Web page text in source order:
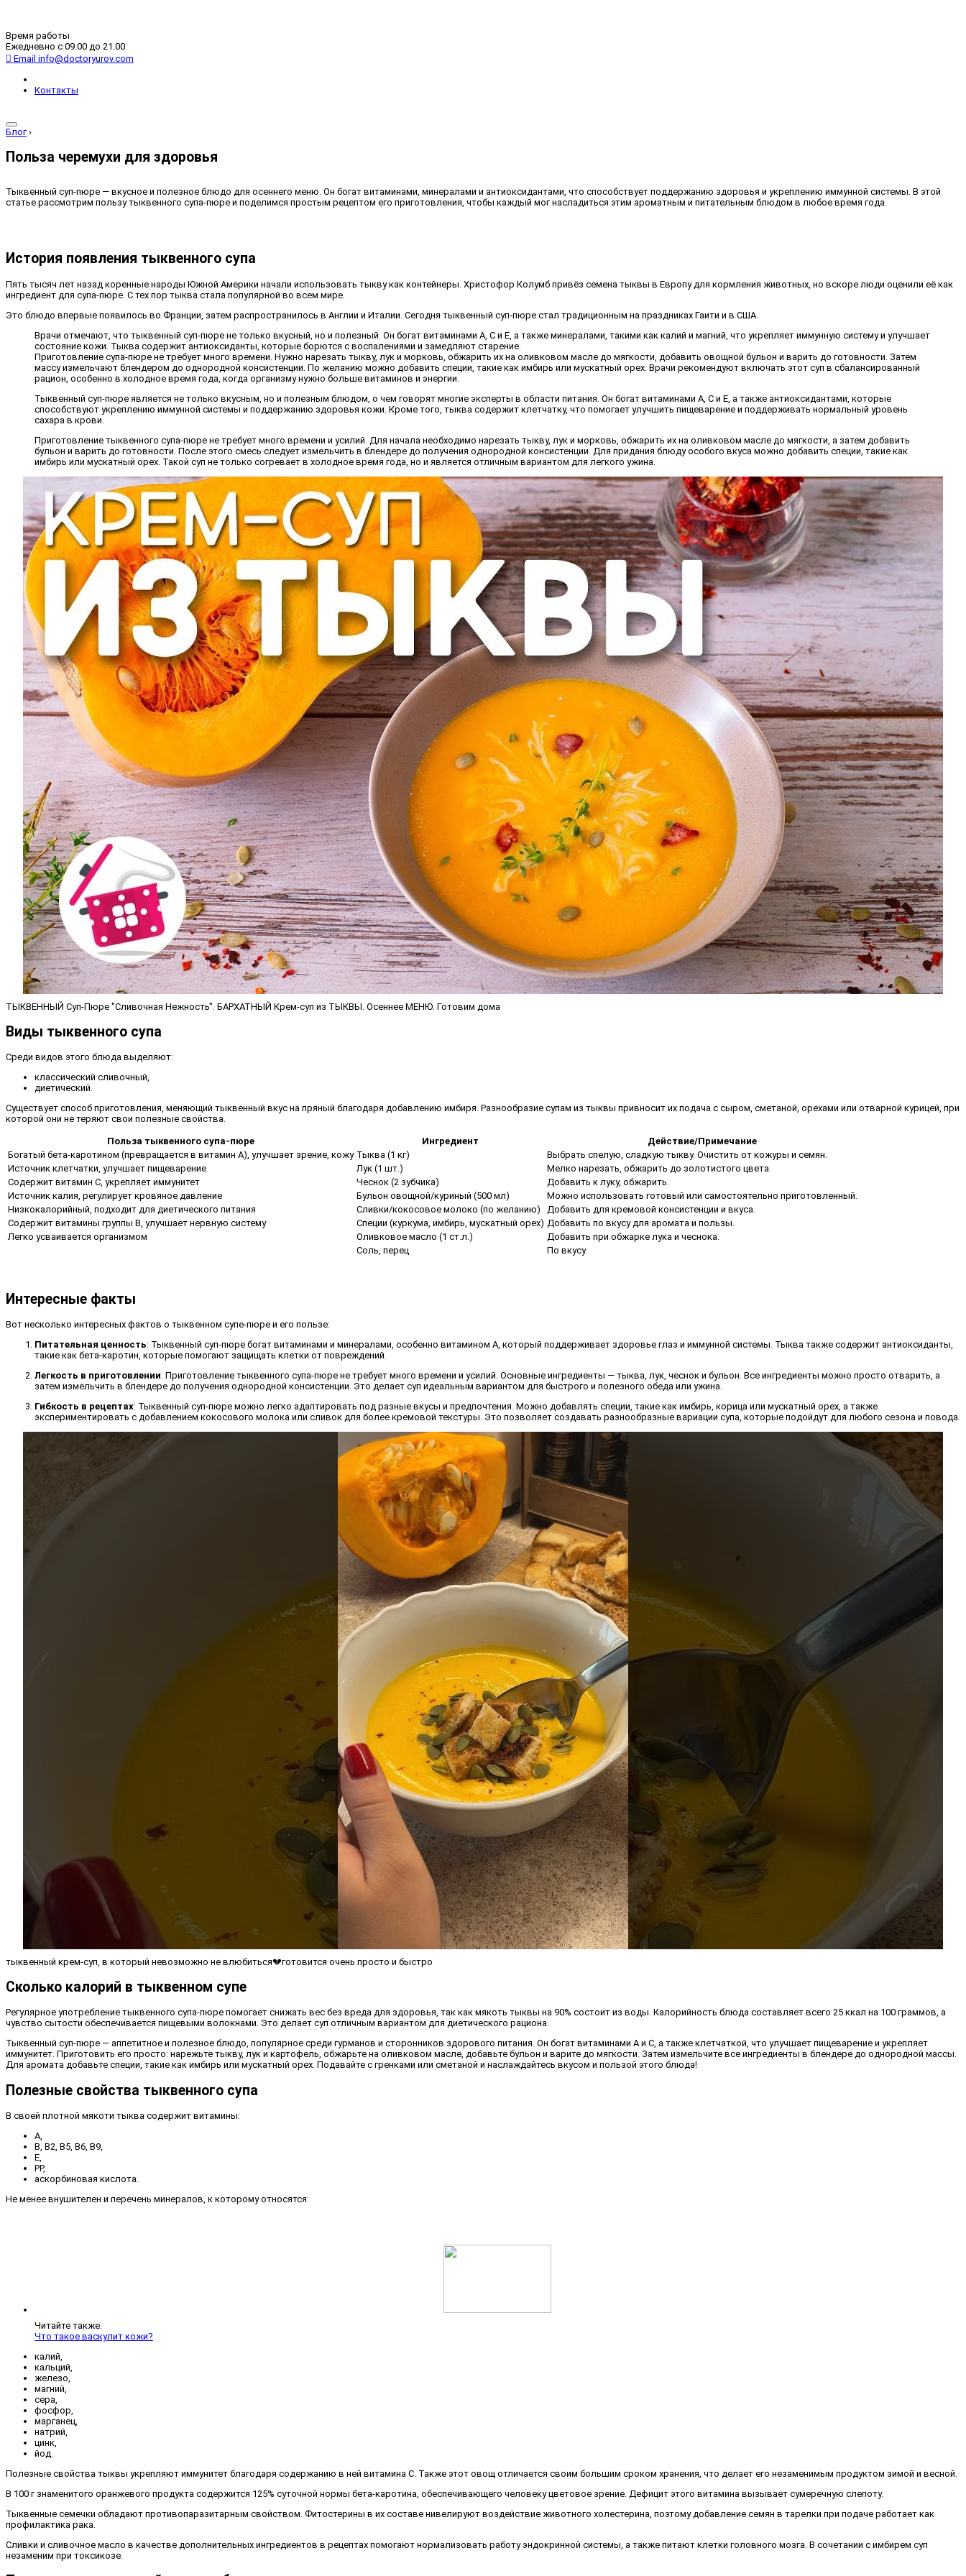
Время работы
Ежедневно с 09.00 до 21.00
Email info@doctoryurov.com
Контакты
Блог ›
Польза черемухи для здоровья
Тыквенный суп-пюре — вкусное и полезное блюдо для осеннего меню. Он богат витаминами, минералами и антиоксидантами, что способствует поддержанию здоровья и укреплению иммунной системы. В этой
статье рассмотрим пользу тыквенного супа-пюре и поделимся простым рецептом его приготовления, чтобы каждый мог насладиться этим ароматным и питательным блюдом в любое время года.
История появления тыквенного супа
Пять тысяч лет назад коренные народы Южной Америки начали использовать тыкву как контейнеры. Христофор Колумб привёз семена тыквы в Европу для кормления животных, но вскоре люди оценили её как
ингредиент для супа-пюре. С тех пор тыква стала популярной во всем мире.
Это блюдо впервые появилось во Франции, затем распространилось в Англии и Италии. Сегодня тыквенный суп-пюре стал традиционным на праздниках Гаити и в США.
Врачи отмечают, что тыквенный суп-пюре не только вкусный, но и полезный. Он богат витаминами A, C и E, а также минералами, такими как калий и магний, что укрепляет иммунную систему и улучшает
состояние кожи. Тыква содержит антиоксиданты, которые борются с воспалениями и замедляют старение.
Приготовление супа-пюре не требует много времени. Нужно нарезать тыкву, лук и морковь, обжарить их на оливковом масле до мягкости, добавить овощной бульон и варить до готовности. Затем
массу измельчают блендером до однородной консистенции. По желанию можно добавить специи, такие как имбирь или мускатный орех. Врачи рекомендуют включать этот суп в сбалансированный
рацион, особенно в холодное время года, когда организму нужно больше витаминов и энергии.
Тыквенный суп-пюре является не только вкусным, но и полезным блюдом, о чем говорят многие эксперты в области питания. Он богат витаминами A, C и E, а также антиоксидантами, которые
способствуют укреплению иммунной системы и поддержанию здоровья кожи. Кроме того, тыква содержит клетчатку, что помогает улучшить пищеварение и поддерживать нормальный уровень
сахара в крови.
Приготовление тыквенного супа-пюре не требует много времени и усилий. Для начала необходимо нарезать тыкву, лук и морковь, обжарить их на оливковом масле до мягкости, а затем добавить
бульон и варить до готовности. После этого смесь следует измельчить в блендере до получения однородной консистенции. Для придания блюду особого вкуса можно добавить специи, такие как
имбирь или мускатный орех. Такой суп не только согревает в холодное время года, но и является отличным вариантом для легкого ужина.
ТЫКВЕННЫЙ Суп-Пюре "Сливочная Нежность". БАРХАТНЫЙ Крем-суп из ТЫКВЫ. Осеннее МЕНЮ. Готовим дома
Виды тыквенного супа
Среди видов этого блюда выделяют:
классический сливочный,
диетический.
Существует способ приготовления, меняющий тыквенный вкус на пряный благодаря добавлению имбиря. Разнообразие супам из тыквы привносит их подача с сыром, сметаной, орехами или отварной курицей, при
которой они не теряют свои полезные свойства.
Польза тыквенного супа-пюре Ингредиент
Действие/Примечание
Богатый бета-каротином (превращается в витамин А), улучшает зрение, кожу Тыква (1 кг)
Выбрать спелую, сладкую тыкву. Очистить от кожуры и семян.
Источник клетчатки, улучшает пищеварение
Лук (1 шт.)
Мелко нарезать, обжарить до золотистого цвета.
Содержит витамин С, укрепляет иммунитет
Чеснок (2 зубчика)
Добавить к луку, обжарить.
Источник калия, регулирует кровяное давление
Бульон овощной/куриный (500 мл)
Можно использовать готовый или самостоятельно приготовленный.
Низкокалорийный, подходит для диетического питания
Сливки/кокосовое молоко (по желанию)
Добавить для кремовой консистенции и вкуса.
Содержит витамины группы В, улучшает нервную систему
Специи (куркума, имбирь, мускатный орех) Добавить по вкусу для аромата и пользы.
Легко усваивается организмом
Оливковое масло (1 ст.л.)
Добавить при обжарке лука и чеснока.
Соль, перец
По вкусу.
Интересные факты
Вот несколько интересных фактов о тыквенном супе-пюре и его пользе:
Питательная ценность: Тыквенный суп-пюре богат витаминами и минералами, особенно витамином А, который поддерживает здоровье глаз и иммунной системы. Тыква также содержит антиоксиданты,
такие как бета-каротин, которые помогают защищать клетки от повреждений.
Легкость в приготовлении: Приготовление тыквенного супа-пюре не требует много времени и усилий. Основные ингредиенты — тыква, лук, чеснок и бульон. Все ингредиенты можно просто отварить, а
затем измельчить в блендере до получения однородной консистенции. Это делает суп идеальным вариантом для быстрого и полезного обеда или ужина.
Гибкость в рецептах: Тыквенный суп-пюре можно легко адаптировать под разные вкусы и предпочтения. Можно добавлять специи, такие как имбирь, корица или мускатный орех, а также
экспериментировать с добавлением кокосового молока или сливок для более кремовой текстуры. Это позволяет создавать разнообразные вариации супа, которые подойдут для любого сезона и повода.
тыквенный крем-суп, в который невозможно не влюбиться💔готовится очень просто и быстро
Сколько калорий в тыквенном супе
Регулярное употребление тыквенного супа-пюре помогает снижать вес без вреда для здоровья, так как мякоть тыквы на 90% состоит из воды. Калорийность блюда составляет всего 25 ккал на 100 граммов, а
чувство сытости обеспечивается пищевыми волокнами. Это делает суп отличным вариантом для диетического рациона.
Тыквенный суп-пюре — аппетитное и полезное блюдо, популярное среди гурманов и сторонников здорового питания. Он богат витаминами А и С, а также клетчаткой, что улучшает пищеварение и укрепляет
иммунитет. Приготовить его просто: нарежьте тыкву, лук и картофель, обжарьте на оливковом масле, добавьте бульон и варите до мягкости. Затем измельчите все ингредиенты в блендере до однородной массы.
Для аромата добавьте специи, такие как имбирь или мускатный орех. Подавайте с гренками или сметаной и наслаждайтесь вкусом и пользой этого блюда!
Полезные свойства тыквенного супа
В своей плотной мякоти тыква содержит витамины:
A,
B, B2, B5, B6, B9,
E,
PP,
аскорбиновая кислота.
Не менее внушителен и перечень минералов, к которому относятся:
Читайте также:
Что такое васкулит кожи?
калий,
кальций,
железо,
магний,
сера,
фосфор,
марганец,
натрий,
цинк,
йод.
Полезные свойства тыквы укрепляют иммунитет благодаря содержанию в ней витамина C. Также этот овощ отличается своим большим сроком хранения, что делает его незаменимым продуктом зимой и весной.
В 100 г знаменитого оранжевого продукта содержится 125% суточной нормы бета-каротина, обеспечивающего человеку цветовое зрение. Дефицит этого витамина вызывает сумеречную слепоту.
Тыквенные семечки обладают противопаразитарным свойством. Фитостерины в их составе нивелируют воздействие животного холестерина, поэтому добавление семян в тарелки при подаче работает как
профилактика рака.
Сливки и сливочное масло в качестве дополнительных ингредиентов в рецептах помогают нормализовать работу эндокринной системы, а также питают клетки головного мозга. В сочетании с имбирем суп
незаменим при токсикозе.